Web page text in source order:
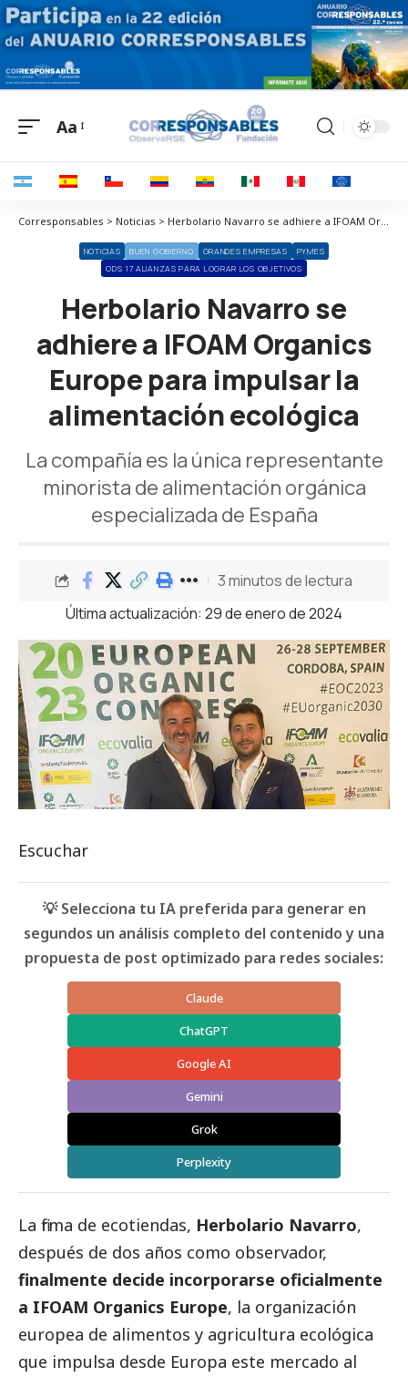
Aa
Corresponsables > Noticias > Herbolario Navarro se adhiere a IFOAM Organics Europe para impulsar la alimentación ecológica
NOTICIAS BUEN GOBIERNO GRANDES EMPRESAS
PYMES
ODS 17 ALIANZAS PARA LOGRAR LOS OBJETIVOS
Herbolario Navarro se
adhiere a IFOAM Organics
Europe para impulsar la
alimentación ecológica
La compañía es la única representante
minorista de alimentación orgánica
especializada de España
Última actualización: 29 de enero de 2024
3 minutos de lectura
Escuchar
💡 Selecciona tu IA preferida para generar en
segundos un análisis completo del contenido y una
propuesta de post optimizado para redes sociales:
Claude
ChatGPT
Google AI
Gemini
Grok
Perplexity
La firma de ecotiendas, Herbolario Navarro,
después de dos años como observador,
finalmente decide incorporarse oficialmente
a IFOAM Organics Europe, la organización
europea de alimentos y agricultura ecológica
que impulsa desde Europa este mercado al